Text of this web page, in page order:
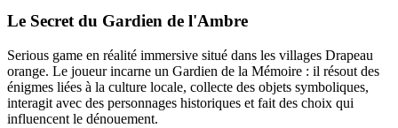
Le Secret du Gardien de l'Ambre
Serious game en réalité immersive situé dans les villages Drapeau
orange. Le joueur incarne un Gardien de la Mémoire : il résout des
énigmes liées à la culture locale, collecte des objets symboliques,
interagit avec des personnages historiques et fait des choix qui
influencent le dénouement.